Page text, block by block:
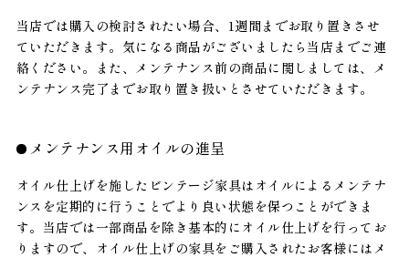
当店では購入の検討されたい場合、1週間までお取り置きさせ
ていただきます。気になる商品がございましたら当店までご連
絡ください。また、メンテナンス前の商品に関しましては、メ
ンテナンス完了までお取り置き扱いとさせていただきます。
メンテナンス用オイルの進呈
オイル仕上げを施したビンテージ家具はオイルによるメンテナ
ンスを定期的に行うことでより良い状態を保つことができま
す。当店では一部商品を除き基本的にオイル仕上げを行ってお
りますので、オイル仕上げの家具をご購入されたお客様にはメ